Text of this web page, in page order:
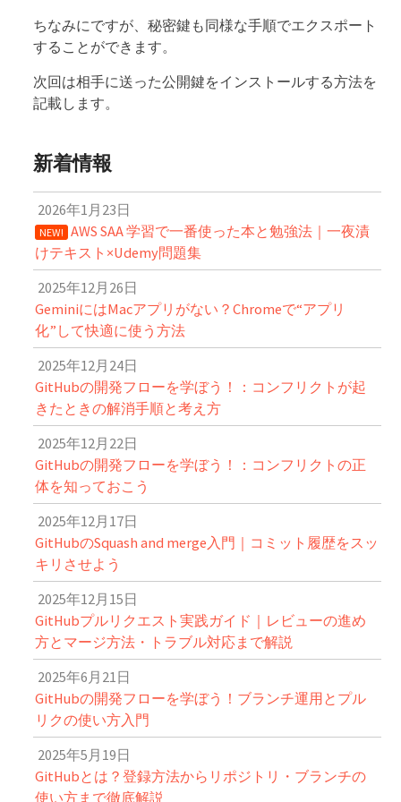
ちなみにですが、秘密鍵も同様な手順でエクスポート
することができます。
次回は相手に送った公開鍵をインストールする方法を
記載します。
新着情報
2026年1月23日
NEW! AWS SAA 学習で一番使った本と勉強法｜一夜漬
けテキスト×Udemy問題集
2025年12月26日
GeminiにはMacアプリがない？Chromeで“アプリ
化”して快適に使う方法
2025年12月24日
GitHubの開発フローを学ぼう！：コンフリクトが起
きたときの解消手順と考え方
2025年12月22日
GitHubの開発フローを学ぼう！：コンフリクトの正
体を知っておこう
2025年12月17日
GitHubのSquash and merge入門｜コミット履歴をスッ
キリさせよう
2025年12月15日
GitHubプルリクエスト実践ガイド｜レビューの進め
方とマージ方法・トラブル対応まで解説
2025年6月21日
GitHubの開発フローを学ぼう！ブランチ運用とプル
リクの使い方入門
2025年5月19日
GitHubとは？登録方法からリポジトリ・ブランチの
使い方まで徹底解説